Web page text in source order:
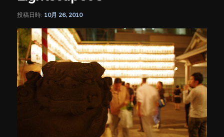
シ
ン
投稿日時: 10月 26, 2010